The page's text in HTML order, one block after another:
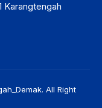
Karangtengah
All Right